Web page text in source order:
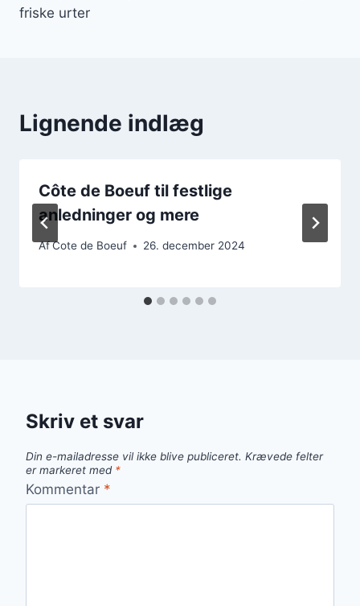
friske urter
Lignende indlæg
Côte de Boeuf til festlige
anledninger og mere
AfCote de Boeuf 26. december 2024
Skriv et svar
Din e-mailadresse vil ikke blive publiceret. Krævede felter
er markeret med *
Kommentar *